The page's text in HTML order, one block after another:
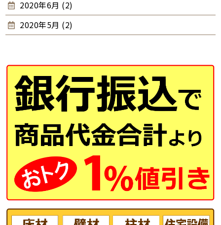
2020年6月 (2)
2020年5月 (2)